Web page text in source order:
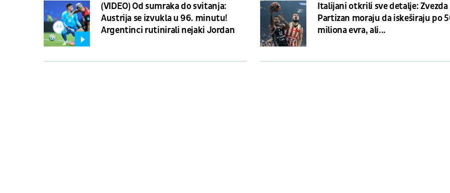
(VIDEO) Od sumraka do svitanja:
Austrija se izvukla u 96. minutu!
Argentinci rutinirali nejaki Jordan
Italijani otkrili sve detalje: Zvezda
Partizan moraju da iskeširaju po
miliona evra, ali...